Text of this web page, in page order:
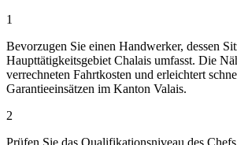
1
Bevorzugen Sie einen Handwerker, dessen
Haupttätigkeitsgebiet Chalais umfasst. Die
verrechneten Fahrtkosten und erleichtert
Garantieeinsätzen im Kanton Valais.
2
Prüfen Sie das Qualifikationsniveau des